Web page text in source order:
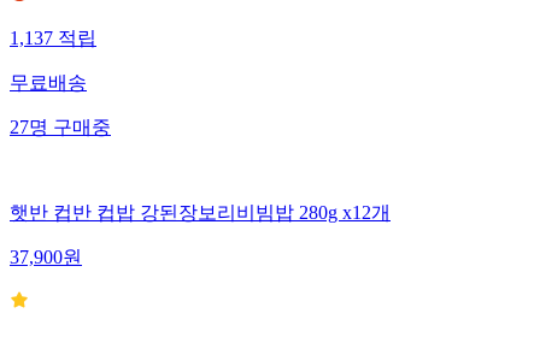
1,137 적립
무료배송
27명 구매중
햇반 컵반 컵밥 강된장보리비빔밥 280g x12개
37,900원